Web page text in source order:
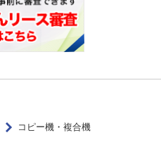
コピー機・複合機